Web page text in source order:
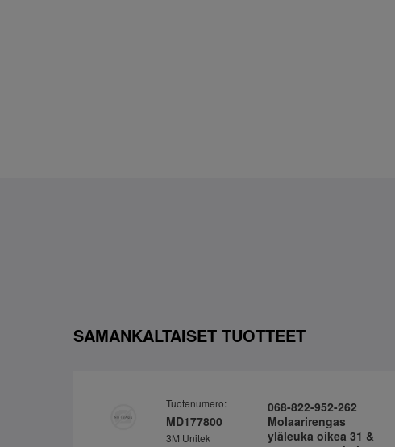
SAMANKALTAISET TUOTTEET
Tuotenumero:
MD177800
3M Unitek
068-822-952-262
Molaarirengas
yläleuka oikea 31 &